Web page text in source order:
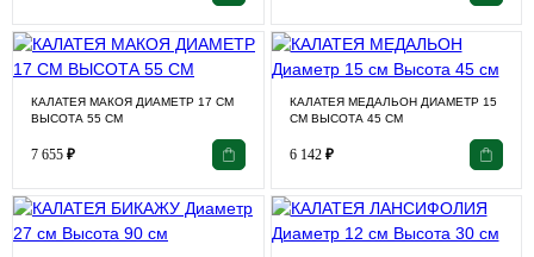
КАЛАТЕЯ МАКОЯ ДИАМЕТР 17 СМ
ВЫСОТА 55 СМ
7 655 ₽
КАЛАТЕЯ МЕДАЛЬОН ДИАМЕТР 15
СМ ВЫСОТА 45 СМ
6 142 ₽